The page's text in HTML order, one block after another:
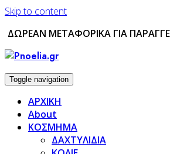
Skip to content
ΔΩΡΕΑΝ ΜΕΤΑΦΟΡΙΚΑ ΓΙΑ
Toggle navigation
ΑΡΧΙΚΗ
About
ΚΟΣΜΗΜΑ
ΔΑΧΤΥΛΙΔΙΑ